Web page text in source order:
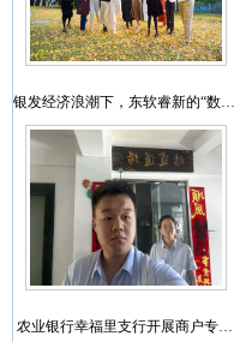
银发经济浪潮下，东软睿新的“数…
农业银行幸福里支行开展商户专…